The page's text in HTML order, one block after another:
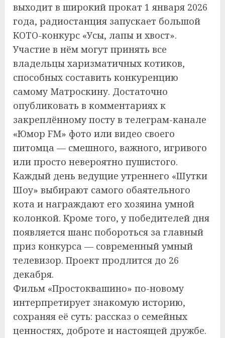
выходит в широкий прокат 1 января 2026
года, радиостанция запускает большой
КОТО-конкурс «Усы, лапы и хвост».
Участие в нём могут принять все
владельцы харизматичных котиков,
способных составить конкуренцию
самому Матроскину. Достаточно
опубликовать в комментариях к
закреплённому посту в телеграм-канале
«Юмор FM» фото или видео своего
питомца — смешного, важного, игривого
или просто невероятно пушистого.
Каждый день ведущие утреннего «Шутки
Шоу» выбирают самого обаятельного
кота и награждают его хозяина умной
колонкой. Кроме того, у победителей дня
появляется шанс побороться за главный
приз конкурса — современный умный
телевизор. Проект продлится до 26
декабря.
Фильм «Простоквашино» по-новому
интерпретирует знакомую историю,
сохраняя её суть: рассказ о семейных
ценностях, доброте и настоящей дружбе.